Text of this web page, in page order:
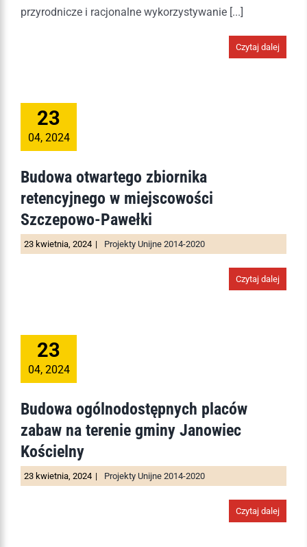
przyrodnicze i racjonalne wykorzystywanie [...]
Czytaj dalej
23
04, 2024
Budowa otwartego zbiornika
retencyjnego w miejscowości
Szczepowo-Pawełki
23 kwietnia, 2024 | Projekty Unijne 2014-2020
Czytaj dalej
23
04, 2024
Budowa ogólnodostępnych placów
zabaw na terenie gminy Janowiec
Kościelny
23 kwietnia, 2024 | Projekty Unijne 2014-2020
Czytaj dalej